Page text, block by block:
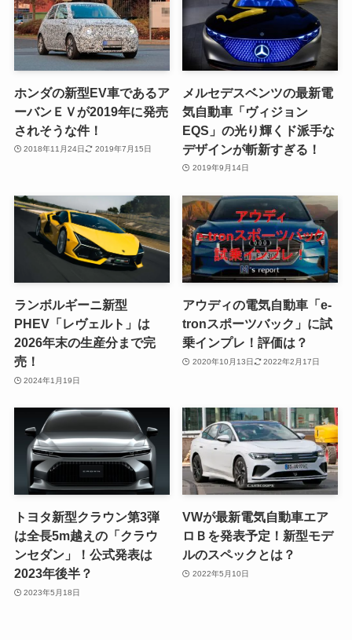
ホンダの新型EV車であるア
ーバンＥＶが2019年に発売
されそうな件！
2018年11月24日 2019年7月15日
メルセデスベンツの最新電
気自動車「ヴィジョン
EQS」の光り輝くド派手な
デザインが斬新すぎる！
2019年9月14日
ランボルギーニ新型
PHEV「レヴェルト」は
2026年末の生産分まで完
売！
2024年1月19日
アウディの電気自動車「e-
tronスポーツバック」に試
乗インプレ！評価は？
2020年10月13日 2022年2月17日
トヨタ新型クラウン第3弾
は全長5m越えの「クラウ
ンセダン」！公式発表は
2023年後半？
2023年5月18日
VWが最新電気自動車エア
ロＢを発表予定！新型モデ
ルのスペックとは？
2022年5月10日